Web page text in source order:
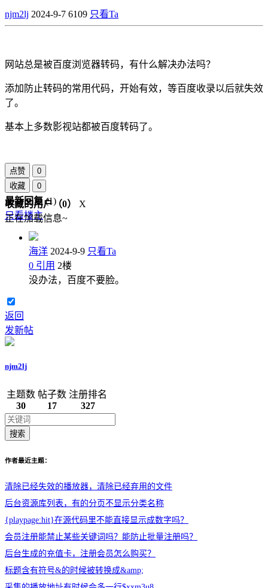
njm2lj 2024-9-7 6109 只看Ta
网站总是被百度浏览器转码，有什么解决办法吗？
添加防止转码的常用代码，开始有效，等百度收录以后就失效
了。
基本上多数影视站都被百度转码了。
点赞
0
收藏
0
收藏的用户（0）
X
正在加载信息~
最新回复(1)
只看楼主
海洋 2024-9-9 只看Ta
0 引用 2楼
没办法，百度不要脸。
返回
发新帖
njm2lj
主题数
30
帖子数
17
注册排名
327
搜索
作者最近主题：
清除已经失效的播放器，清除已经弃用的文件
后台资源库列表，有的分页不显示分类名称
{playpage:hit}在源代码里不能直接显示成数字吗？
会员注册能禁止某些关键词吗？能防止批量注册吗？
后台生成的充值卡，注册会员怎么购买？
标题含有符号&的时候被转换成&amp;